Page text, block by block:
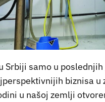
Srbiji samo u
biznisa u
u našoj zemlji